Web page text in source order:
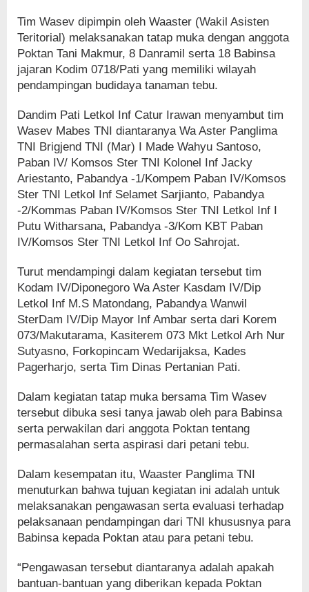
Tim Wasev dipimpin oleh Waaster (Wakil Asisten
Teritorial) melaksanakan tatap muka dengan anggota
Poktan Tani Makmur, 8 Danramil serta 18 Babinsa
jajaran Kodim 0718/Pati yang memiliki wilayah
pendampingan budidaya tanaman tebu.
Dandim Pati Letkol Inf Catur Irawan menyambut tim
Wasev Mabes TNI diantaranya Wa Aster Panglima
TNI Brigjend TNI (Mar) I Made Wahyu Santoso,
Paban IV/ Komsos Ster TNI Kolonel Inf Jacky
Ariestanto, Pabandya -1/Kompem Paban IV/Komsos
Ster TNI Letkol Inf Selamet Sarjianto, Pabandya
-2/Kommas Paban IV/Komsos Ster TNI Letkol Inf I
Putu Witharsana, Pabandya -3/Kom KBT Paban
IV/Komsos Ster TNI Letkol Inf Oo Sahrojat.
Turut mendampingi dalam kegiatan tersebut tim
Kodam IV/Diponegoro Wa Aster Kasdam IV/Dip
Letkol Inf M.S Matondang, Pabandya Wanwil
SterDam IV/Dip Mayor Inf Ambar serta dari Korem
073/Makutarama, Kasiterem 073 Mkt Letkol Arh Nur
Sutyasno, Forkopincam Wedarijaksa, Kades
Pagerharjo, serta Tim Dinas Pertanian Pati.
Dalam kegiatan tatap muka bersama Tim Wasev
tersebut dibuka sesi tanya jawab oleh para Babinsa
serta perwakilan dari anggota Poktan tentang
permasalahan serta aspirasi dari petani tebu.
Dalam kesempatan itu, Waaster Panglima TNI
menuturkan bahwa tujuan kegiatan ini adalah untuk
melaksanakan pengawasan serta evaluasi terhadap
pelaksanaan pendampingan dari TNI khususnya para
Babinsa kepada Poktan atau para petani tebu.
“Pengawasan tersebut diantaranya adalah apakah
bantuan-bantuan yang diberikan kepada Poktan